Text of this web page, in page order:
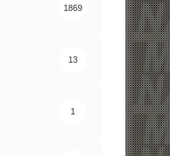
1869
13
1